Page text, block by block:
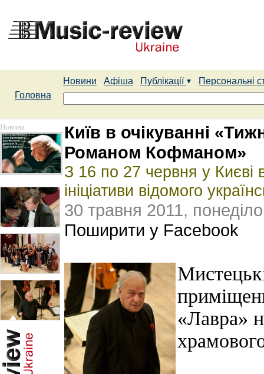
Новини Афіша Публікації
Персональні
Головна
Новина
Київ в очікуванні
Романом Кофманом»
З 16 по 27 червня у Києві
ініціативи відомого
30 травня 2011,
Поширити у Facebook
«Лавра»